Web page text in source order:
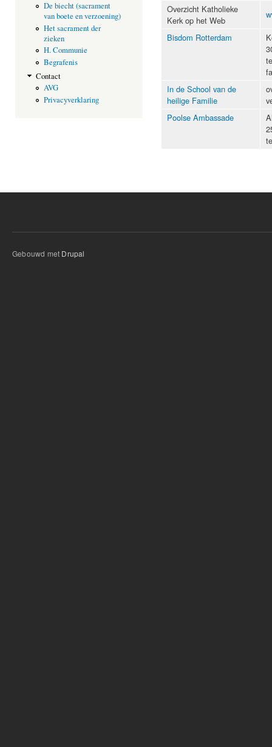
De biecht (sacrament
van boete en verzoening)
Het sacrament der
zieken
H. Communie
Begrafenis
Contact
AVG
Privacyverklaring
Overzicht Katholieke
Kerk op het Web
Bisdom Rotterdam
In de School van de
heilige Familie
Poolse Ambassade
Gebouwd met Drupal